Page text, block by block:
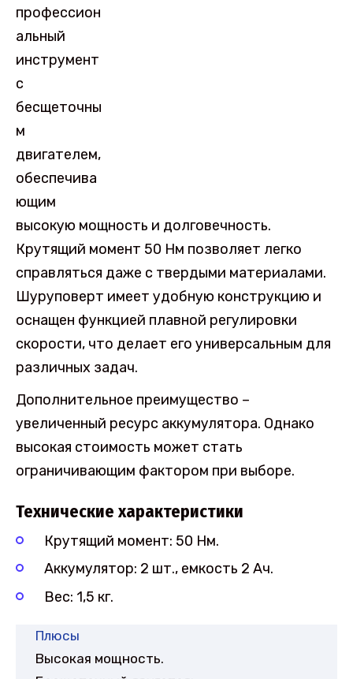
профессион
альный
инструмент
с
бесщеточны
м
двигателем,
обеспечива
ющим
высокую мощность и долговечность.
Крутящий момент 50 Нм позволяет легко
справляться даже с твердыми материалами.
Шуруповерт имеет удобную конструкцию и
оснащен функцией плавной регулировки
скорости, что делает его универсальным для
различных задач.
Дополнительное преимущество –
увеличенный ресурс аккумулятора. Однако
высокая стоимость может стать
ограничивающим фактором при выборе.
Технические характеристики
Крутящий момент: 50 Нм.
Аккумулятор: 2 шт., емкость 2 Ач.
Вес: 1,5 кг.
Плюсы
Высокая мощность.